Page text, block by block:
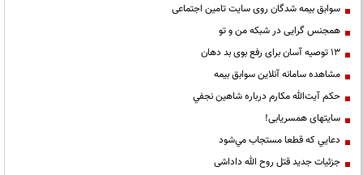
سوابق بیمه شدگان روی سایت تامین اجتماعی
همجنس گرایی در شبکه من و تو
13 توصیه آسان برای رفع بوی بد دهان
مشاهده سامانه آنلاين سوابق بیمه
حكم آيت‌الله مكارم درباره شاهين نجفي
سایتهای همسریابی!
دعايي كه قطعا مستجاب مي‌شود
جزئیات جدید قتل روح الله داداشی